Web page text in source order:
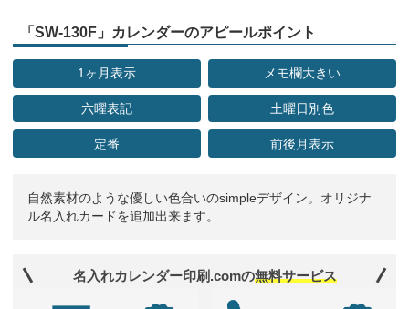
「SW-130F」カレンダーのアピールポイント
1ヶ月表示 メモ欄大きい
六曜表記 土曜日別色
定番 前後月表示
自然素材のような優しい色合いのsimpleデザイン。オリジナ
ル名入れカードを追加出来ます。
名入れカレンダー印刷.comの無料サービス